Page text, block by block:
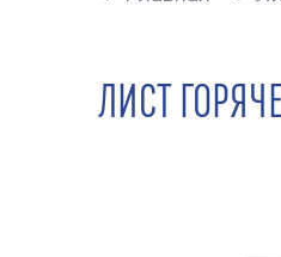
ЛИСТ